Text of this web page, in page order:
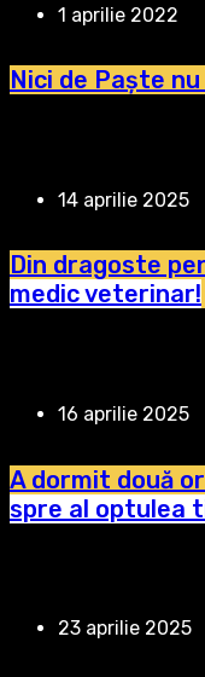
1 aprilie 2022
Nici de Paște
14 aprilie 2025
Din dragoste
medic veterinar!
16 aprilie 2025
A dormit două
spre al optulea
23 aprilie 2025